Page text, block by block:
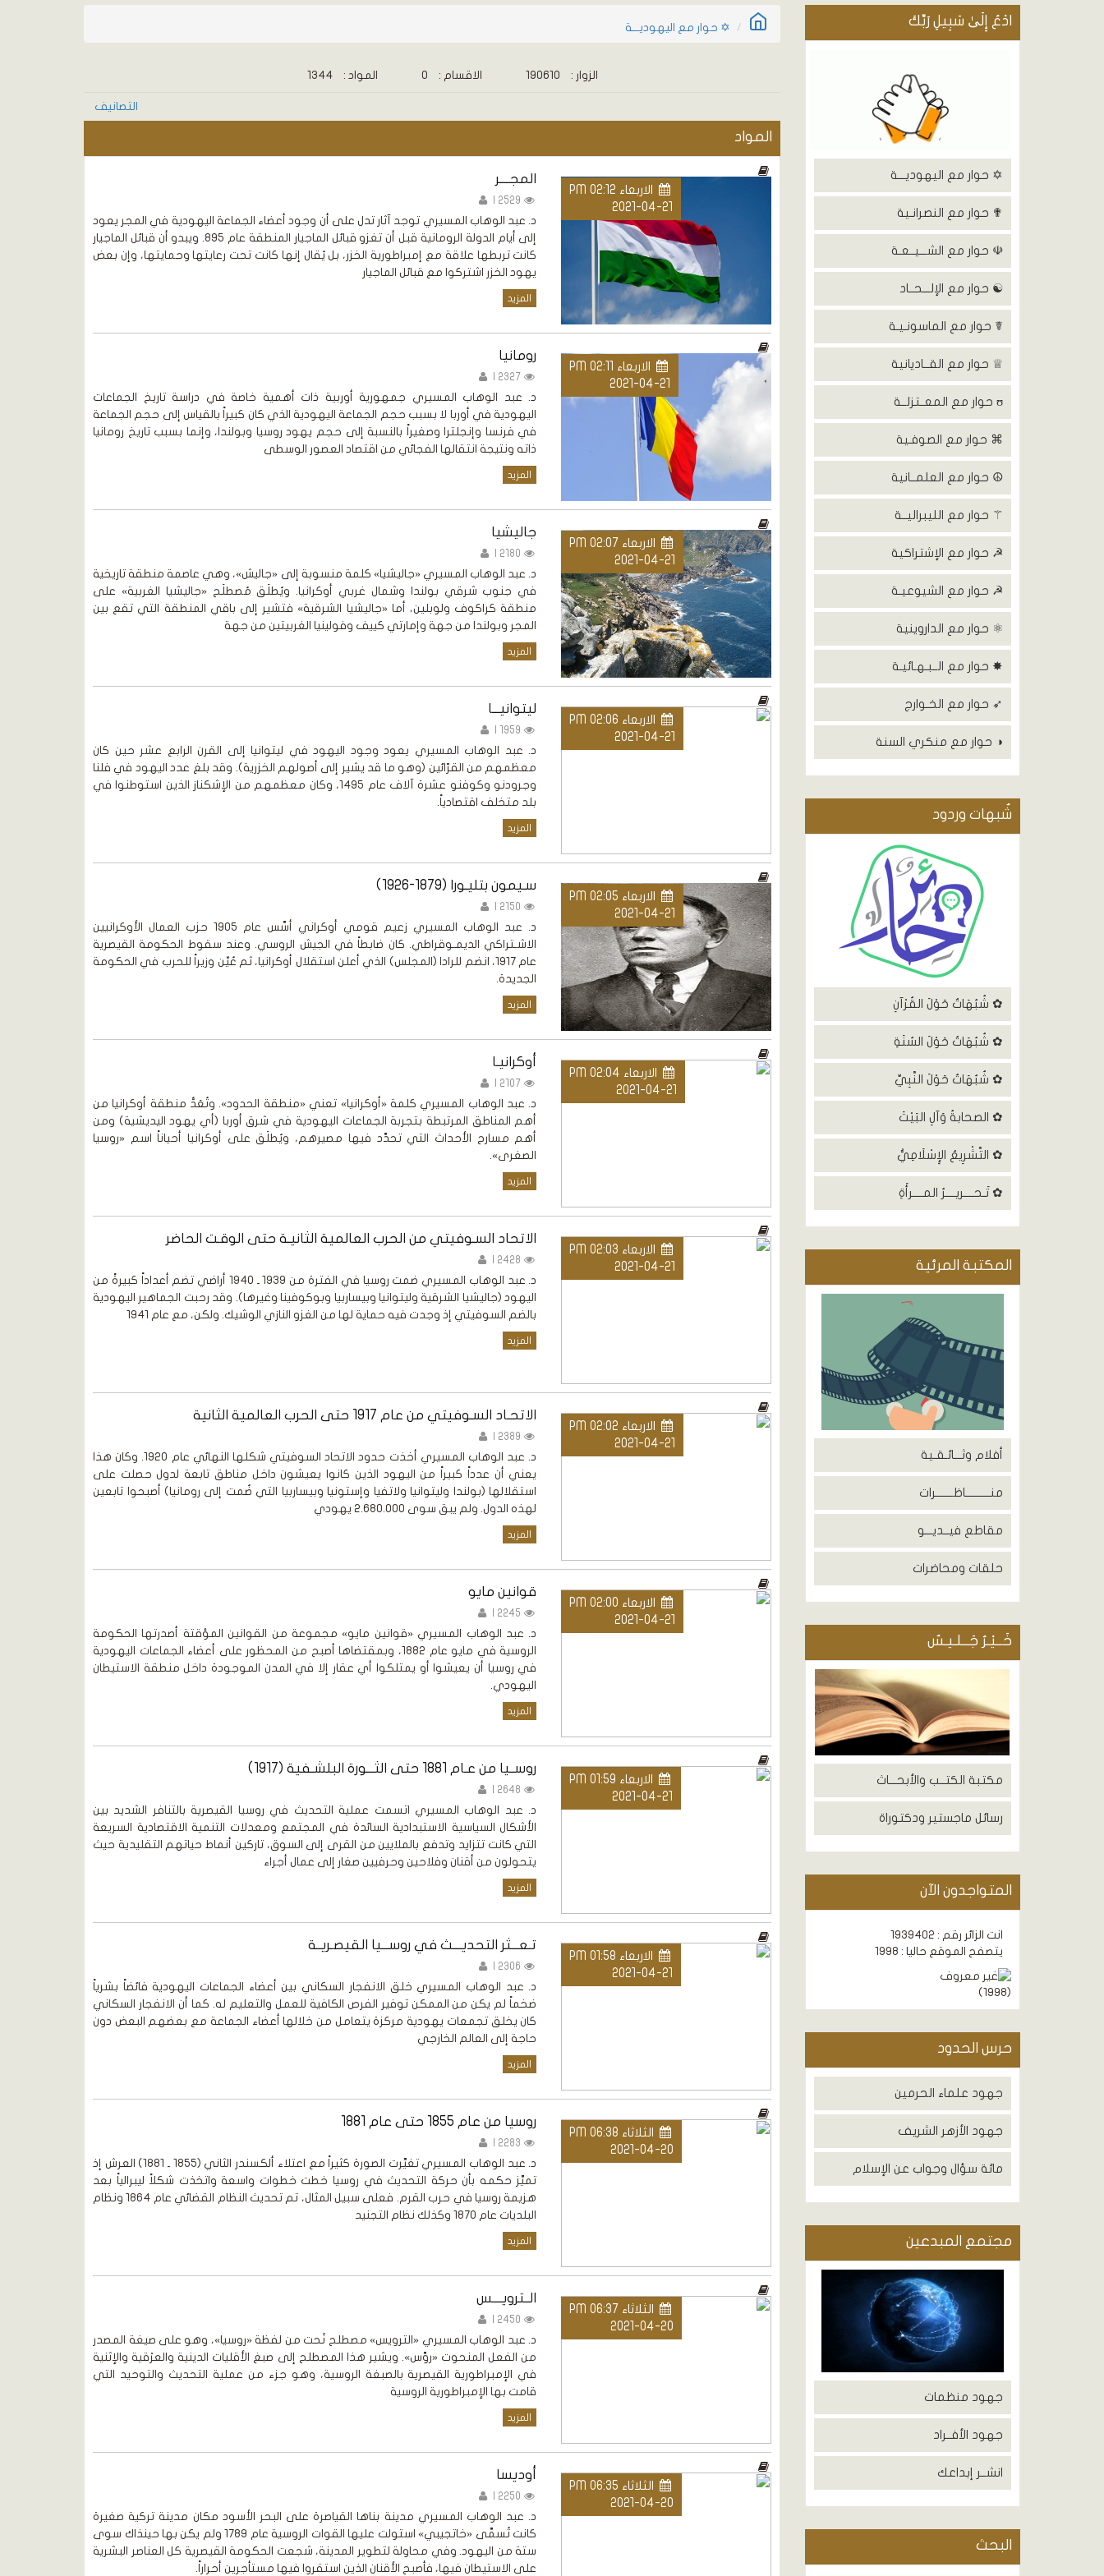
ادْعُ إِلَىٰ سَبِيلِ رَبِّكَ
✡ حوار مع اليهوديـــة
✟ حوار مع النصرانـية
☫ حوار مع الشـــيــعـة
☯ حوار مع الإلـــحــاد
☤ حوار مع الماسونـيـة
♕ حوار مع القــاديانية
ʊ حوار مع المعــتزلــة
⌘ حوار مع الصوفـية
☮ حوار مع العلمــانية
⚚ حوار مع الليبراليــة
☭ حوار مع الإشتراكية
☭ حوار مع الشيوعيـة
⚛ حوار مع الداروينية
✸ حوار مع الــبـهـائيـة
➶ حوار مع الخـوارج
◑ حوار مع منكري السنة
شٌبهات وردود
✿ شُبُهَاتٌ حَوْلَ القُرْآنِ
✿ شُبُهَاتٌ حَوْلَ السُنَةِ
✿ شُبُهَاتٌ حَوْلَ النَّبِيِّ
✿ الصحابةُ وَآلِ البَيْتَ
✿ التَّشْرِيعُ الإِسْلَامِيُّ
✿ تَـحــــريــــرُ المــــرأَةِ
المكتبة المرئية
أفلام وثـــائـقـية
منــــــــــاظـــــــرات
مقاطع فيــديـــو
حلقات ومحاضرات
خَــيْـرُ جَــلـيـسٌ
مكتبة الكتــب والأبحـــاث
رسائل ماجستير ودكتوراة
المتواجدون الآن
انت الزائر رقم : 1939402
يتصفح الموقع حاليا : 1998
(
1998
)
حرس الحدود
جهود علماء الحرمين
جهود الأزهر الشريف
مائة سؤال وجواب عن الإسلام
مجتمع المبدعين
جهود منظمات
جهود الأفــراد
انشــر إبداعك
البحث
✡ حوار مع اليهوديـــة
الزوار : 190610 الاقسام : 0 المواد : 1344
التصانيف
المواد
الاربعاء PM 02:12
2021-04-21
المجــــر
د. عبد الوهاب المسيري توجد آثار تدل على أن وجود أعضاء الجماعة اليهودية في المجر يعود
إلى أيام الدولة الرومانية قبل أن تغزو قبائل الماجيار المنطقة عام 895. ويبدو أن قبائل الماجيار
كانت تربطها علاقة مع إمبراطورية الخزر، بل يُقال إنها كانت تحت رعايتها وحمايتها، وإن بعض
يهود الخزر اشتركوا مع قبائل الماجيار
المزيد
الاربعاء PM 02:11
2021-04-21
رومانيا
د. عبد الوهاب المسيري جمهورية أوربية ذات أهمية خاصة في دراسة تاريخ الجماعات
اليهودية في أوربا لا بسبب حجم الجماعة اليهودية الذي كان كبيراً بالقياس إلى حجم الجماعة
في فرنسا وإنجلترا وصغيراً بالنسبة إلى حجم يهود روسيا وبولندا، وإنما بسبب تاريخ رومانيا
ذاته ونتيجة انتقالها الفجائي من اقتصاد العصور الوسطى
المزيد
الاربعاء PM 02:07
2021-04-21
جاليشيا
د. عبد الوهاب المسيري «جاليشيا» كلمة منسوبة إلى «جاليش»، وهي عاصمة منطقة تاريخية
في جنوب شرقي بولندا وشمال غربي أوكرانيا. ويُطلَق مُصطلَح «جاليشيا الغربية» على
منطقة كراكوف ولوبلين، أما «جاليشيا الشرقية» فتشير إلى باقي المنطقة التي تقع بين
المجر وبولندا من جهة وإمارتي كييف وفولينيا الغربيتين من جهة
المزيد
الاربعاء PM 02:06
2021-04-21
ليتوانيـــا
د. عبد الوهاب المسيري يعود وجود اليهود في ليتوانيا إلى القرن الرابع عشر حين كان
معظمهم من القرّائين (وهو ما قد يشير إلى أصولهم الخزرية). وقد بلغ عدد اليهود في فلنا
وجرودنو وكوفنو عشرة آلاف عام 1495، وكان معظمهم من الإشكناز الذين استوطنوا في
بلد متخلف اقتصادياً.
المزيد
الاربعاء PM 02:05
2021-04-21
سـيمون بتليـورا (1879-1926)
د. عبد الوهاب المسيري زعيم قومي أوكراني أسَّس عام 1905 حزب العمال الأوكرانيين
الاشـتراكي الديمـوقراطي. كان ضابطاً في الجيش الروسي. وعند سقوط الحكومة القيصرية
عام 1917، انضم للرادا (المجلس) الذي أعلن استقلال أوكرانيا، ثم عُيِّن وزيراً للحرب في الحكومة
الجديدة.
المزيد
الاربعاء PM 02:04
2021-04-21
أوكرانيـا
د. عبد الوهاب المسيري كلمة «أوكرانيا» تعني «منطقة الحدود». وتُعَدُّ منطقة أوكرانيا من
أهم المناطق المرتبطة بتجربة الجماعات اليهودية في شرق أوربا (أي يهود اليديشية) ومن
أهم مسارح الأحداث التي تحدَّد فيها مصيرهم، ويُطلَق على أوكرانيا أحياناً اسم «روسيا
الصغرى».
المزيد
الاربعاء PM 02:03
2021-04-21
الاتحاد السـوفيتي من الحرب العالمية الثانيـة حتى الوقـت الحاضر
د. عبد الوهاب المسيري ضمت روسيا في الفترة من 1939 ـ 1940 أراضي تضم أعداداً كبيرةً من
اليهود (جاليشيا الشرقية وليتوانيا وبيساربيا وبوكوفينا وغيرها). وقد رحبت الجماهير اليهودية
بالضم السوفيتي إذ وجدت فيه حماية لها من الغزو النازي الوشيك. ولكن، مع عام 1941
المزيد
الاربعاء PM 02:02
2021-04-21
الاتحـاد السـوفيتي من عام 1917 حتى الحرب العالمية الثانية
د. عبد الوهاب المسيري أخذت حدود الاتحاد السوفيتي شكلها النهائي عام 1920. وكان هذا
يعني أن عدداً كبيراً من اليهود الذين كانوا يعيشون داخل مناطق تابعة لدول حصلت على
استقلالها (بولندا وليتوانيا ولاتفيا وإستونيا وبيساربيا التي ضُمت إلى رومانيا) أصبحوا تابعين
لهذه الدول. ولم يبق سوى 2.680.000 يهودي
المزيد
الاربعاء PM 02:00
2021-04-21
قوانين مايو
د. عبد الوهاب المسيري «قوانين مايو» مجموعة من القوانين المؤقتة أصدرتها الحكومة
الروسية في مايو عام 1882، وبمقتضاها أصبح من المحظور على أعضاء الجماعات اليهودية
في روسيا أن يعيشوا أو يمتلكوا أي عقار إلا في المدن الموجودة داخل منطقة الاستيطان
اليهودي.
المزيد
الاربعاء PM 01:59
2021-04-21
روســيا من عـام 1881 حتى الثـــورة البلشـفية (1917)
د. عبد الوهاب المسيري اتسمت عملية التحديث في روسيا القيصرية بالتنافر الشديد بين
الأشكال السياسية الاستبدادية السائدة في المجتمع ومعدلات التنمية الاقتصادية السريعة
التي كانت تتزايد وتدفع بالملايين من القرى إلى السوق، تاركين أنماط حياتهم التقليدية حيث
يتحولون من أقنان وفلاحين وحرفيين صغار إلى عمال أجراء
المزيد
الاربعاء PM 01:58
2021-04-21
تـعـــثر التحديــــث في روســـيا القيصـريــة
د. عبد الوهاب المسيري خلق الانفجار السكاني بين أعضاء الجماعات اليهودية فائضاً بشرياً
ضخماً لم يكن من الممكن توفير الفرص الكافية للعمل والتعليم له. كما أن الانفجار السكاني
كان يخلق تجمعات يهودية مركزة يتعامل من خلالها أعضاء الجماعة مع بعضهم البعض دون
حاجة إلى العالم الخارجي
المزيد
الثلاثاء PM 06:38
2021-04-20
روسيا من عام 1855 حتى عام 1881
د. عبد الوهاب المسيري تغيَّرت الصورة كثيراً مع اعتلاء ألكسندر الثاني (1855 ـ 1881) العرش إذ
تميَّز حكمه بأن حركة التحديث في روسيا خطت خطوات واسعة واتخذت شكلاً ليبرالياً بعد
هزيمة روسيا في حرب القرم. فعلى سبيل المثال، تم تحديث النظام القضائي عام 1864 ونظام
البلديات عام 1870 وكذلك نظام التجنيد
المزيد
الثلاثاء PM 06:37
2021-04-20
الــترويــــس
د. عبد الوهاب المسيري «الترويس» مصطلح نُحت من لفظة «روسيا»، وهو على صيغة المصدر
من الفعل المنحوت «روَّس». ويشير هذا المصطلح إلى صبغ الأقليات الدينية والعرْقية والإثنية
في الإمبراطورية القيصرية بالصبغة الروسية، وهو جزء من عملية التحديث والتوحيد التي
قامت بها الإمبراطورية الروسية
المزيد
الثلاثاء PM 06:35
2021-04-20
أوديسا
د. عبد الوهاب المسيري مدينة بناها القياصرة على البحر الأسود مكان مدينة تركية صغيرة
كانت تُسمَّى «خاتجيبي» استولت عليها القوات الروسية عام 1789 ولم يكن بها حينذاك سوى
ستة من اليهود. وفي محاولة لتطوير المدينة، شجعت الحكومة القيصرية كل العناصر البشرية
على الاستيطان فيها، فأصبح الأقنان الذين استقروا فيها مستأجرين أحراراً.